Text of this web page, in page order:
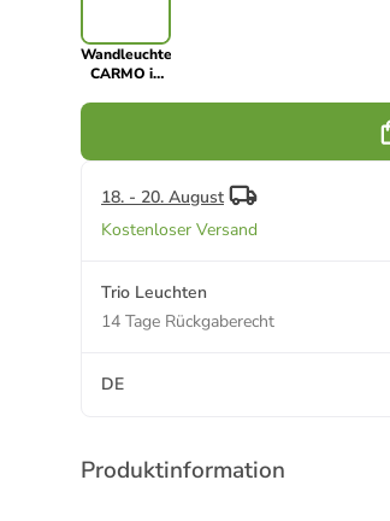
Wandleuchte
CARMO in
18. - 20. August
Kostenloser Versand
Trio Leuchten
14 Tage Rückgaberecht
DE
Produktinformation